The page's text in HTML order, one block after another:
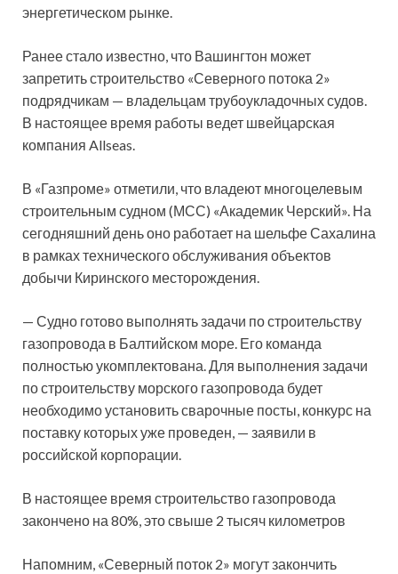
энергетическом рынке.
Ранее стало известно, что Вашингтон может
запретить строительство «Северного потока 2»
подрядчикам — владельцам трубоукладочных судов.
В настоящее время работы ведет швейцарская
компания Allseas.
В «Газпроме» отметили, что владеют многоцелевым
строительным судном (МСС) «Академик Черский». На
сегодняшний день оно работает на шельфе Сахалина
в рамках технического обслуживания объектов
добычи Киринского месторождения.
— Судно готово выполнять задачи по строительству
газопровода в Балтийском море. Его команда
полностью укомплектована. Для выполнения задачи
по строительству морского газопровода будет
необходимо установить сварочные посты, конкурс на
поставку которых уже проведен, — заявили в
российской корпорации.
В настоящее время строительство газопровода
закончено на 80%, это свыше 2 тысяч километров
Напомним, «Северный поток 2» могут закончить